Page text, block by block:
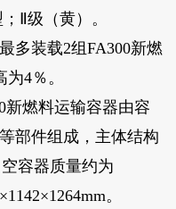
Ⅱ级（黄）。
装载2组FA300新燃
4％。
燃料运输容器由容
部件组成，主体结构
容器质量约为
。